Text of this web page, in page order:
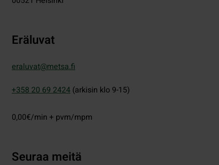
Eräluvat
eraluvat@metsa.fi
+358 20 69 2424 (arkisin klo 9-15)
0,00€/min + pvm/mpm
Seuraa meitä